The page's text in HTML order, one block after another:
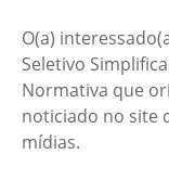
O(a)
Seletivo
Normativa que
noticiado no site
mídias.